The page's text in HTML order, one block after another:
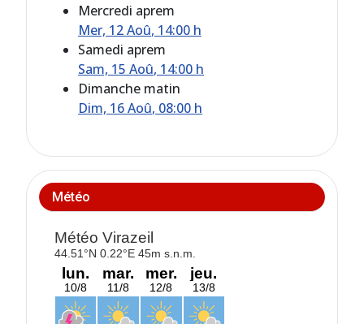
Mercredi aprem
Mer, 12 Aoû, 14:00 h
Samedi aprem
Sam, 15 Aoû, 14:00 h
Dimanche matin
Dim, 16 Aoû, 08:00 h
Météo